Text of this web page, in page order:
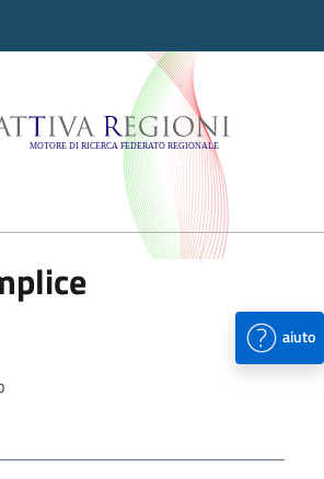
Regioni -
aiuto